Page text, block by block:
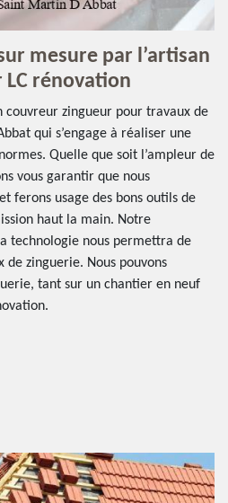
mesure par l’artisan
rénovation
couvreur zingueur pour travaux de
qui s’engage à réaliser une
Quelle que soit l’ampleur de
vous garantir que nous
ferons usage des bons outils de
haut la main. Notre
technologie nous permettra de
zinguerie. Nous pouvons
tant sur un chantier en neuf